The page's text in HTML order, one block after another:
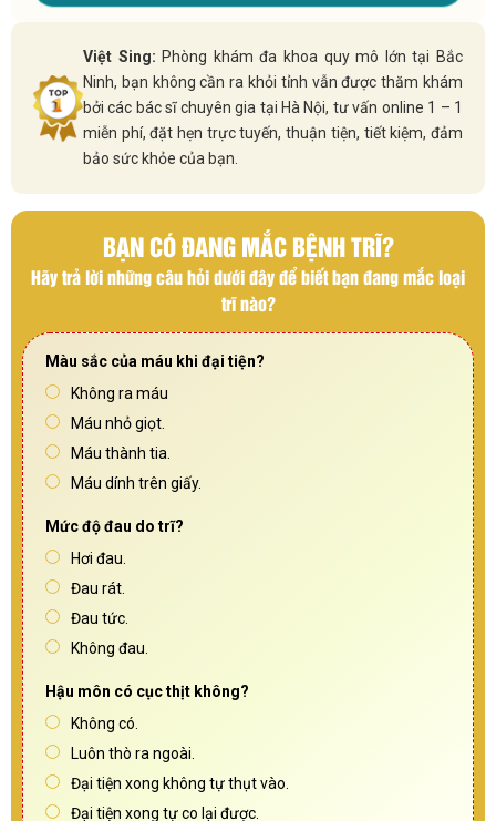
Việt Sing: Phòng khám đa khoa quy mô lớn tại Bắc
Ninh, bạn không cần ra khỏi tỉnh vẫn được thăm khám
bởi các bác sĩ chuyên gia tại Hà Nội, tư vấn online 1 – 1
miễn phí, đặt hẹn trực tuyến, thuận tiện, tiết kiệm, đảm
bảo sức khỏe của bạn.
BẠN CÓ ĐANG MẮC BỆNH TRĨ?
Hãy trả lời những câu hỏi dưới đây để biết bạn đang mắc loại
trĩ nào?
Màu sắc của máu khi đại tiện?
Không ra máu
Máu nhỏ giọt.
Máu thành tia.
Máu dính trên giấy.
Mức độ đau do trĩ?
Hơi đau.
Đau rát.
Đau tức.
Không đau.
Hậu môn có cục thịt không?
Không có.
Luôn thò ra ngoài.
Đại tiện xong không tự thụt vào.
Đại tiện xong tự co lại được.